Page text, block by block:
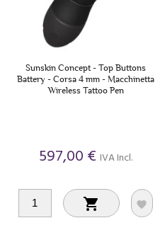
Sunskin Concept - Top Buttons
Battery - Corsa 4 mm - Macchinetta
Wireless Tattoo Pen
597,00 € IVA Incl.
 